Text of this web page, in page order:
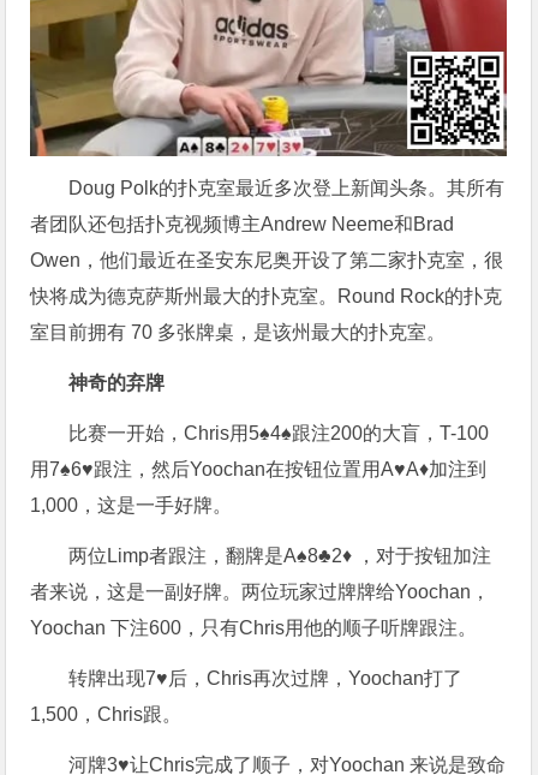
Doug Polk的扑克室最近多次登上新闻头条。其所有
者团队还包括扑克视频博主Andrew Neeme和Brad
Owen，他们最近在圣安东尼奥开设了第二家扑克室，很
快将成为德克萨斯州最大的扑克室。Round Rock的扑克
室目前拥有 70 多张牌桌，是该州最大的扑克室。
神奇的弃牌
比赛一开始，Chris用5♠4♠跟注200的大盲，T-100
用7♠6♥跟注，然后Yoochan在按钮位置用A♥A♦加注到
1,000，这是一手好牌。
两位Limp者跟注，翻牌是A♠8♣2♦ ，对于按钮加注
者来说，这是一副好牌。两位玩家过牌牌给Yoochan，
Yoochan 下注600，只有Chris用他的顺子听牌跟注。
转牌出现7♥后，Chris再次过牌，Yoochan打了
1,500，Chris跟。
河牌3♥让Chris完成了顺子，对Yoochan 来说是致命